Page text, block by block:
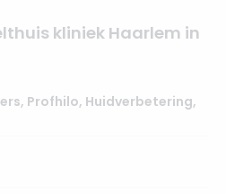
kliniek Haarlem in
, Profhilo, Huidverbetering,